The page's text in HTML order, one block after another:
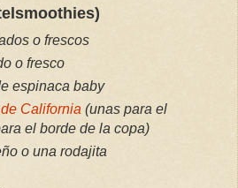
o frescos
o fresco
espinaca baby
California (unas para el
el borde de la copa)
o una rodajita